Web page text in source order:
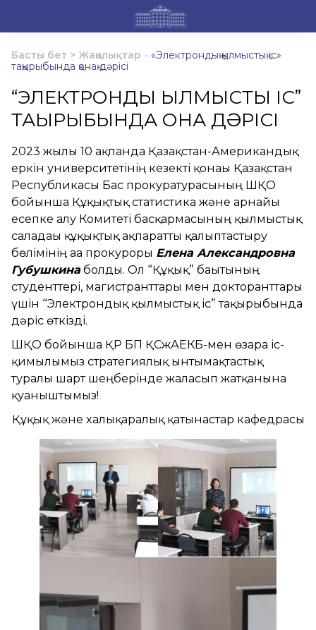
Басты бет > Жаңалықтар - «Электрондық қылмыстық іс»
тақырыбында қонақ дәрісі
“ЭЛЕКТРОНДЫҚ ҚЫЛМЫСТЫҚ ІС”
ТАҚЫРЫБЫНДА ҚОНАҚ ДӘРІСІ
2023 жылғы 10 ақпанда Қазақстан-Американдық
еркін университетінің кезекті қонағы Қазақстан
Республикасы Бас прокуратурасының ШҚО
бойынша Құқықтық статистика және арнайы
есепке алу Комитеті басқармасының қылмыстық
саладағы құқықтық ақпаратты қалыптастыру
бөлімінің аға прокуроры Елена Александровна
Губушкинаболды. Ол “Құқық” бағытының
студенттері, магистранттары мен докторанттары
үшін “Электрондық қылмыстық іс” тақырыбында
дәріс өткізді.
ШҚО бойынша ҚР БП ҚСжАЕКБ-мен өзара іс-
қимылымыз стратегиялық ынтымақтастық
туралы шарт шеңберінде жалғасып жатқанына
қуаныштымыз!
Құқық және халықаралық қатынастар кафедрасы